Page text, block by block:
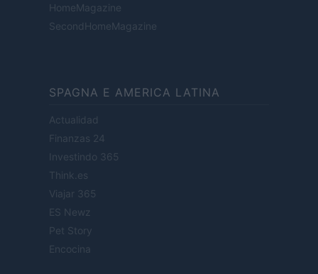
HomeMagazine
SecondHomeMagazine
SPAGNA E AMERICA LATINA
Actualidad
Finanzas 24
Investindo 365
Think.es
Viajar 365
ES Newz
Pet Story
Encocina